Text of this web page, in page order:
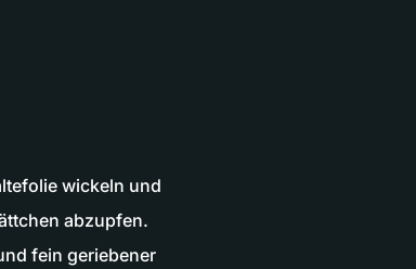
wickeln und
abzupfen.
fein geriebener